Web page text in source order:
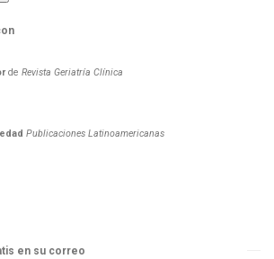
de Revista Geriatría Clí­nica
Publicaciones Latinoamericanas
en su correo